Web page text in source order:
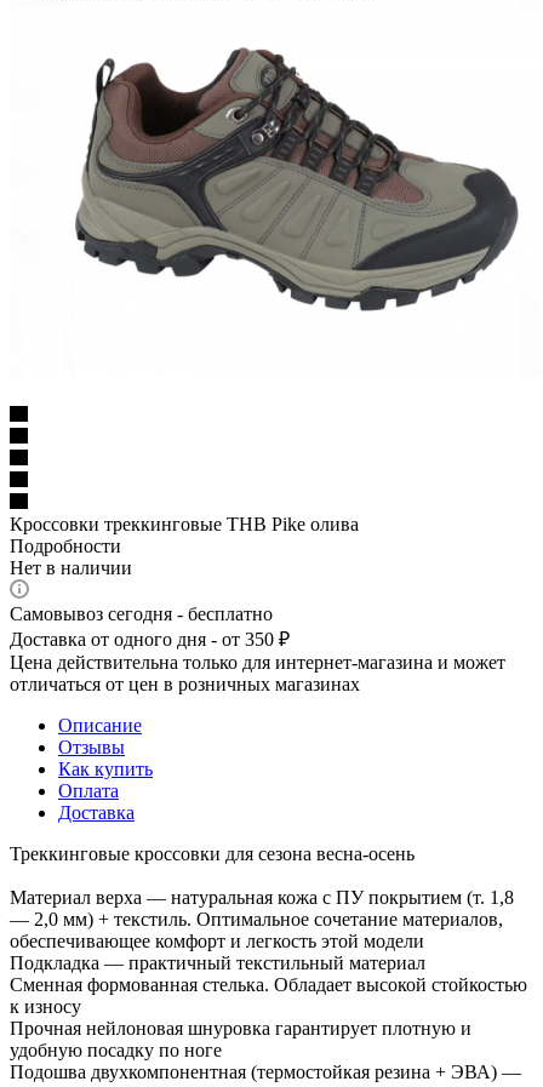
Кроссовки треккинговые THB Pike олива
Подробности
Нет в наличии
Самовывоз сегодня - бесплатно
Доставка от одного дня - от 350 ₽
Цена действительна только для интернет-магазина и может
отличаться от цен в розничных магазинах
Описание
Отзывы
Как купить
Оплата
Доставка
Треккинговые кроссовки для сезона весна-осень
Материал верха — натуральная кожа с ПУ покрытием (т. 1,8
— 2,0 мм) + текстиль. Оптимальное сочетание материалов,
обеспечивающее комфорт и легкость этой модели
Подкладка — практичный текстильный материал
Сменная формованная стелька. Обладает высокой стойкостью
к износу
Прочная нейлоновая шнуровка гарантирует плотную и
удобную посадку по ноге
Подошва двухкомпонентная (термостойкая резина + ЭВА) —